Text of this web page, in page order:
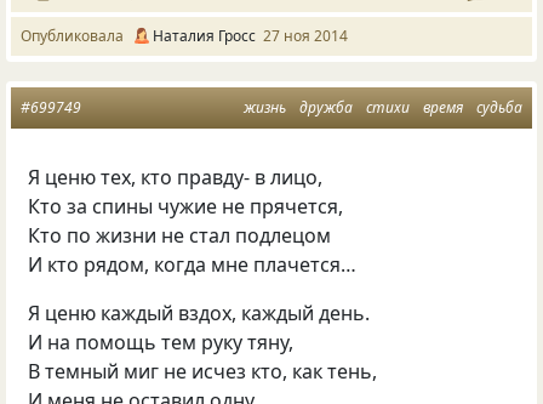
Опубликовала Наталия Гросс 27 ноя 2014
жизнь дружба стихи время судьба
#699749
Я ценю тех, кто правду- в лицо,
Кто за спины чужие не прячется,
Кто по жизни не стал подлецом
И кто рядом, когда мне плачется…
Я ценю каждый вздох, каждый день.
И на помощь тем руку тяну,
В темный миг не исчез кто, как тень,